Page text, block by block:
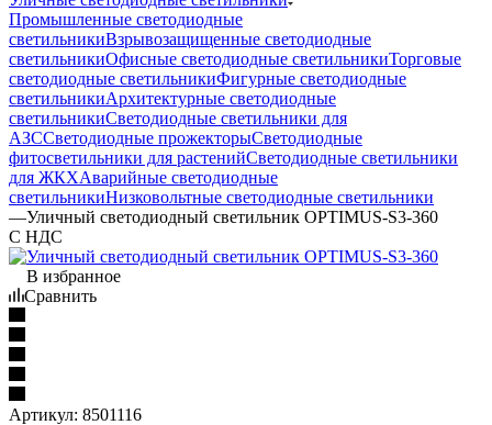
Промышленные светодиодные
светильникиВзрывозащищенные светодиодные
светильникиОфисные светодиодные светильникиТорговые
светодиодные светильникиФигурные светодиодные
светильникиАрхитектурные светодиодные
светильникиСветодиодные светильники для
АЗССветодиодные прожекторыСветодиодные
фитосветильники для растенийСветодиодные светильники
для ЖКХАварийные светодиодные
светильникиНизковольтные светодиодные светильники
—Уличный светодиодный светильник OPTIMUS-S3-360
С НДС
В избранное
Сравнить
Артикул: 8501116